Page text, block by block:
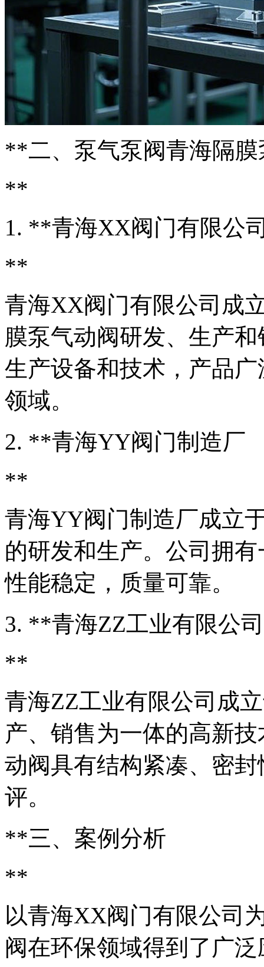
**二、泵气泵阀青海隔
**
1. **青海XX阀门有限公
**
青海XX阀门有限公司成
膜泵气动阀研发、生产
生产设备和技术，产品
领域。
2. **青海YY阀门制造厂
**
青海YY阀门制造厂成立
的研发和生产。公司拥
性能稳定，质量可靠。
3. **青海ZZ工业有限公司
**
青海ZZ工业有限公司成
产、销售为一体的高新
动阀具有结构紧凑、密
评。
**三、案例分析
**
以青海XX阀门有限公司
阀在环保领域得到了广